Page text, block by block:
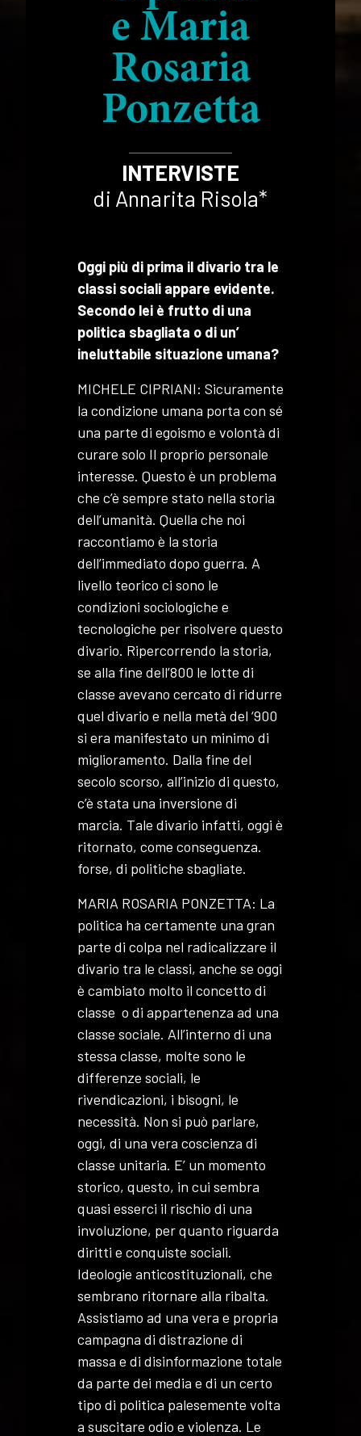
e Maria
Rosaria
Ponzetta
INTERVISTE
di Annarita Risola*
Oggi più di prima il divario tra le
classi sociali appare evidente.
Secondo lei è frutto di una
politica sbagliata o di un’
ineluttabile situazione umana?
MICHELE CIPRIANI: Sicuramente
la condizione umana porta con sé
una parte di egoismo e volontà di
curare solo Il proprio personale
interesse. Questo è un problema
che c’è sempre stato nella storia
dell’umanità. Quella che noi
raccontiamo è la storia
dell’immediato dopo guerra. A
livello teorico ci sono le
condizioni sociologiche e
tecnologiche per risolvere questo
divario. Ripercorrendo la storia,
se alla fine dell’800 le lotte di
classe avevano cercato di ridurre
quel divario e nella metà del ‘900
si era manifestato un minimo di
miglioramento. Dalla fine del
secolo scorso, all’inizio di questo,
c’è stata una inversione di
marcia. Tale divario infatti, oggi è
ritornato, come conseguenza.
forse, di politiche sbagliate.
MARIA ROSARIA PONZETTA: La
politica ha certamente una gran
parte di colpa nel radicalizzare il
divario tra le classi, anche se oggi
è cambiato molto il concetto di
classe o di appartenenza ad una
classe sociale. All’interno di una
stessa classe, molte sono le
differenze sociali, le
rivendicazioni, i bisogni, le
necessità. Non si può parlare,
oggi, di una vera coscienza di
classe unitaria. E’ un momento
storico, questo, in cui sembra
quasi esserci il rischio di una
involuzione, per quanto riguarda
diritti e conquiste sociali.
Ideologie anticostituzionali, che
sembrano ritornare alla ribalta.
Assistiamo ad una vera e propria
campagna di distrazione di
massa e di disinformazione totale
da parte dei media e di un certo
tipo di politica palesemente volta
a suscitare odio e violenza. Le